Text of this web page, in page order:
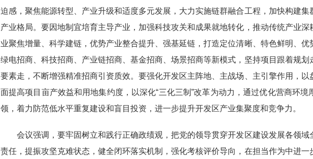
迫感，聚焦能源转型、产业升级和适度多元发展，大力实施链群融合工程，加快构建集
产业格局。要因地制宜培育主导产业，加强科技攻关和成果就地转化，推动传统产业
业聚焦增量、科学建链，优势产业整合提升、强基延链，打造定位清晰、特色鲜明、优
绿电招商、科技招商、产业链招商、基金招商、场景招商等新模式，坚持项目跟着规
要素走，不断增强精准招商引资质效。要强化开发区主阵地、主战场、主引擎作用，以
面提高项目亩产效益和用地集约度，以深化“三化三制”改革为动力，通过优化营商环境
领，着力防范低水平重复建设和盲目投资，进一步提升开发区产业集聚度和竞争力。
会议强调，要牢固树立和践行正确政绩观，把党的领导贯穿开发区建设发展各领域
责任，提振攻坚克难状态，健全闭环落实机制，强化考核评价导向，在担当作为中进一